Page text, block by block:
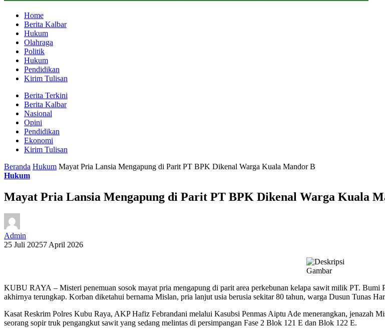
Home
Berita Kalbar
Hukum
Olahraga
Politik
Hukum
Pendidikan
Kirim Tulisan
Berita Terkini
Berita Kalbar
Nasional
Opini
Pendidikan
Ekonomi
Kirim Tulisan
Beranda Hukum Mayat Pria Lansia Mengapung di Parit PT BPK Dikenal Warga Kuala Mandor B
Hukum
Mayat Pria Lansia Mengapung di Parit PT BPK Dikenal Warga Kuala
Admin
25 Juli 20257 April 2026
KUBU RAYA – Misteri penemuan sosok mayat pria mengapung di parit area perkebunan kelapa sawit milik PT.
akhirnya terungkap. Korban diketahui bernama Mislan, pria lanjut usia berusia sekitar 80 tahun, warga Dusun Tunas
Kasat Reskrim Polres Kubu Raya, AKP Hafiz Febrandani melalui Kasubsi Penmas Aiptu Ade menerangkan, jenazah
seorang sopir truk pengangkut sawit yang sedang melintas di persimpangan Fase 2 Blok 121 E dan Blok 122 E.